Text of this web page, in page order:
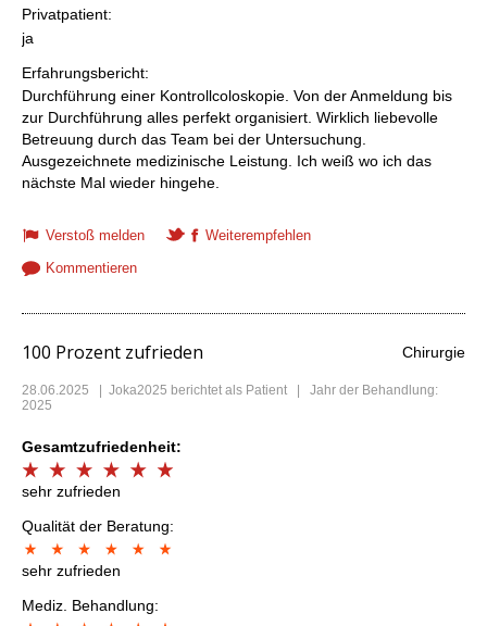
Privatpatient:
ja
Erfahrungsbericht:
Durchführung einer Kontrollcoloskopie. Von der Anmeldung bis
zur Durchführung alles perfekt organisiert. Wirklich liebevolle
Betreuung durch das Team bei der Untersuchung.
Ausgezeichnete medizinische Leistung. Ich weiß wo ich das
nächste Mal wieder hingehe.
Verstoß melden
Weiterempfehlen
Kommentieren
100 Prozent zufrieden Chirurgie
28.06.2025 Joka2025 berichtet als Patient | Jahr der Behandlung:
2025
Gesamtzufriedenheit:
sehr zufrieden
Qualität der Beratung:
sehr zufrieden
Mediz. Behandlung: